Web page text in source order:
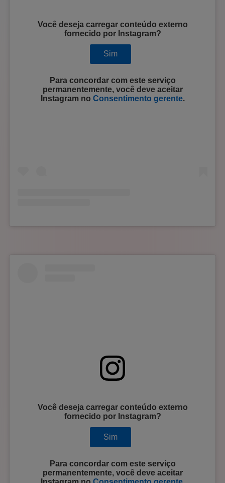
Você deseja carregar conteúdo externo
fornecido por Instagram?
Sim
Para concordar com este serviço
permanentemente, você deve aceitar
Instagramno Consentimento gerente.
Você deseja carregar conteúdo externo
fornecido por Instagram?
Sim
Para concordar com este serviço
permanentemente, você deve aceitar